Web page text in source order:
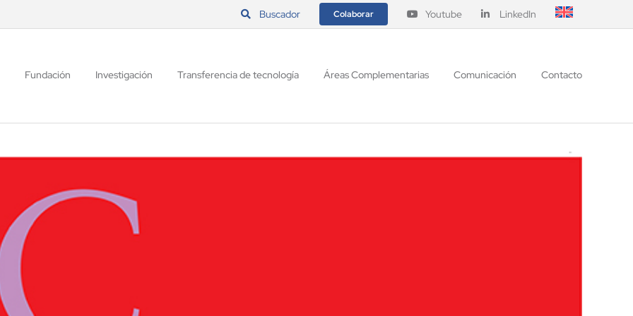
Buscador Colaborar Youtube LinkedIn
Fundación Investigación Transferencia de tecnología Áreas Complementarias Comunicación Contacto